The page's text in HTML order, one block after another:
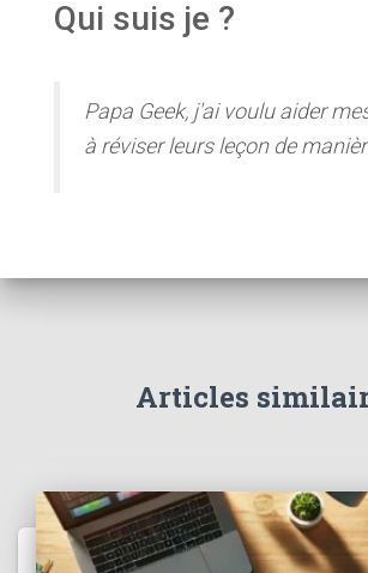
Qui suis je ?
Papa Geek, j'ai voulu aider
à réviser leurs leçon de
Articles